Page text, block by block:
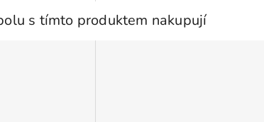
z
s tímto produktem nakupují